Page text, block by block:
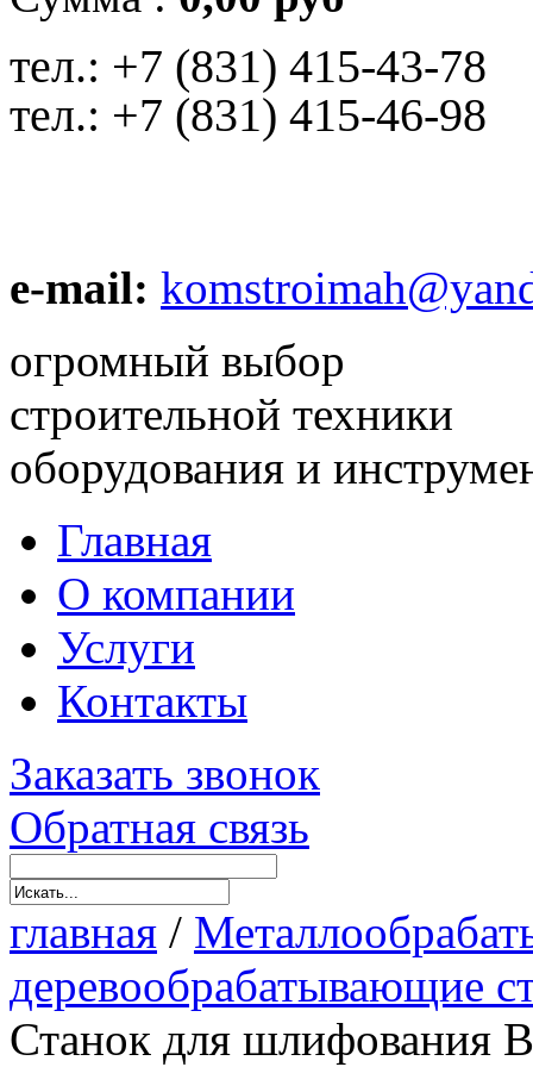
тел.: +7 (831) 415-43-78
тел.: +7 (831) 415-46-98
e-mail:
огромный выбор
строительной техники
оборудования и
Главная
О компании
Услуги
Контакты
Заказать звонок
Обратная связь
главная /
деревообрабатывающие
Станок для шлифования